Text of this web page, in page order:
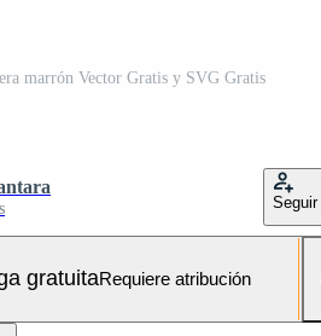
marrón Vector Gratis y SVG Gratis
Seguir
gratuitaRequiere atribución